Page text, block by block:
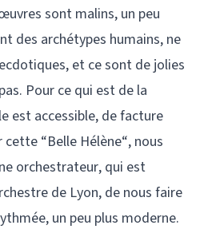
sont malins, un peu
des archétypes humains, ne
et ce sont de jolies
Pour ce qui est de la
est accessible, de facture
“Belle Hélène“, nous
orchestrateur, qui est
de Lyon, de nous faire
un peu plus moderne.